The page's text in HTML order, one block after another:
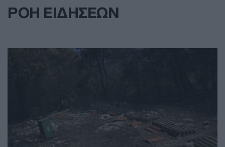
ΡΟΗ ΕΙΔΗΣΕΩΝ